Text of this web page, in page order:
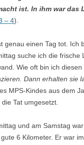
ist. In ihm war das
– 4).
genau einen Tag tot. Ich
suche ich die
Wie oft bin ich diesen
Dann erhalten sie
MPS-Kindes aus dem
Tat umgesetzt.
und am Samstag
6 Kilometer. Er war